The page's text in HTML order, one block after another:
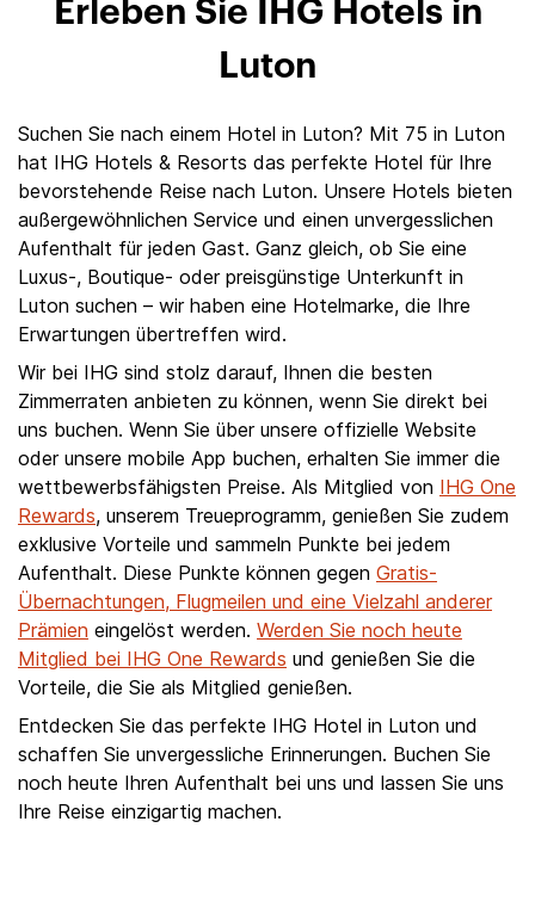
Erleben Sie IHG Hotels in
Luton
Suchen Sie nach einem Hotel in Luton? Mit 75 in Luton
hat IHG Hotels & Resorts das perfekte Hotel für Ihre
bevorstehende Reise nach Luton. Unsere Hotels bieten
außergewöhnlichen Service und einen unvergesslichen
Aufenthalt für jeden Gast. Ganz gleich, ob Sie eine
Luxus-, Boutique- oder preisgünstige Unterkunft in
Luton suchen – wir haben eine Hotelmarke, die Ihre
Erwartungen übertreffen wird.
Wir bei IHG sind stolz darauf, Ihnen die besten
Zimmerraten anbieten zu können, wenn Sie direkt bei
uns buchen. Wenn Sie über unsere offizielle Website
oder unsere mobile App buchen, erhalten Sie immer die
wettbewerbsfähigsten Preise. Als Mitglied von IHG One
Rewards, unserem Treueprogramm, genießen Sie zudem
exklusive Vorteile und sammeln Punkte bei jedem
Aufenthalt. Diese Punkte können gegen Gratis-
Übernachtungen, Flugmeilen und eine Vielzahl anderer
Prämien eingelöst werden. Werden Sie noch heute
Mitglied bei IHG One Rewards und genießen Sie die
Vorteile, die Sie als Mitglied genießen.
Entdecken Sie das perfekte IHG Hotel in Luton und
schaffen Sie unvergessliche Erinnerungen. Buchen Sie
noch heute Ihren Aufenthalt bei uns und lassen Sie uns
Ihre Reise einzigartig machen.